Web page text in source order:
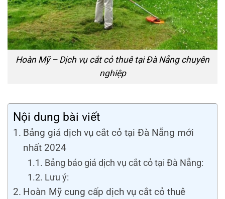
Hoàn Mỹ – Dịch vụ cắt cỏ thuê tại Đà Nẵng chuyên
nghiệp
Nội dung bài viết
Bảng giá dịch vụ cắt cỏ tại Đà Nẵng mới
nhất 2024
Bảng báo giá dịch vụ cắt cỏ tại Đà Nẵng:
Lưu ý:
Hoàn Mỹ cung cấp dịch vụ cắt cỏ thuê